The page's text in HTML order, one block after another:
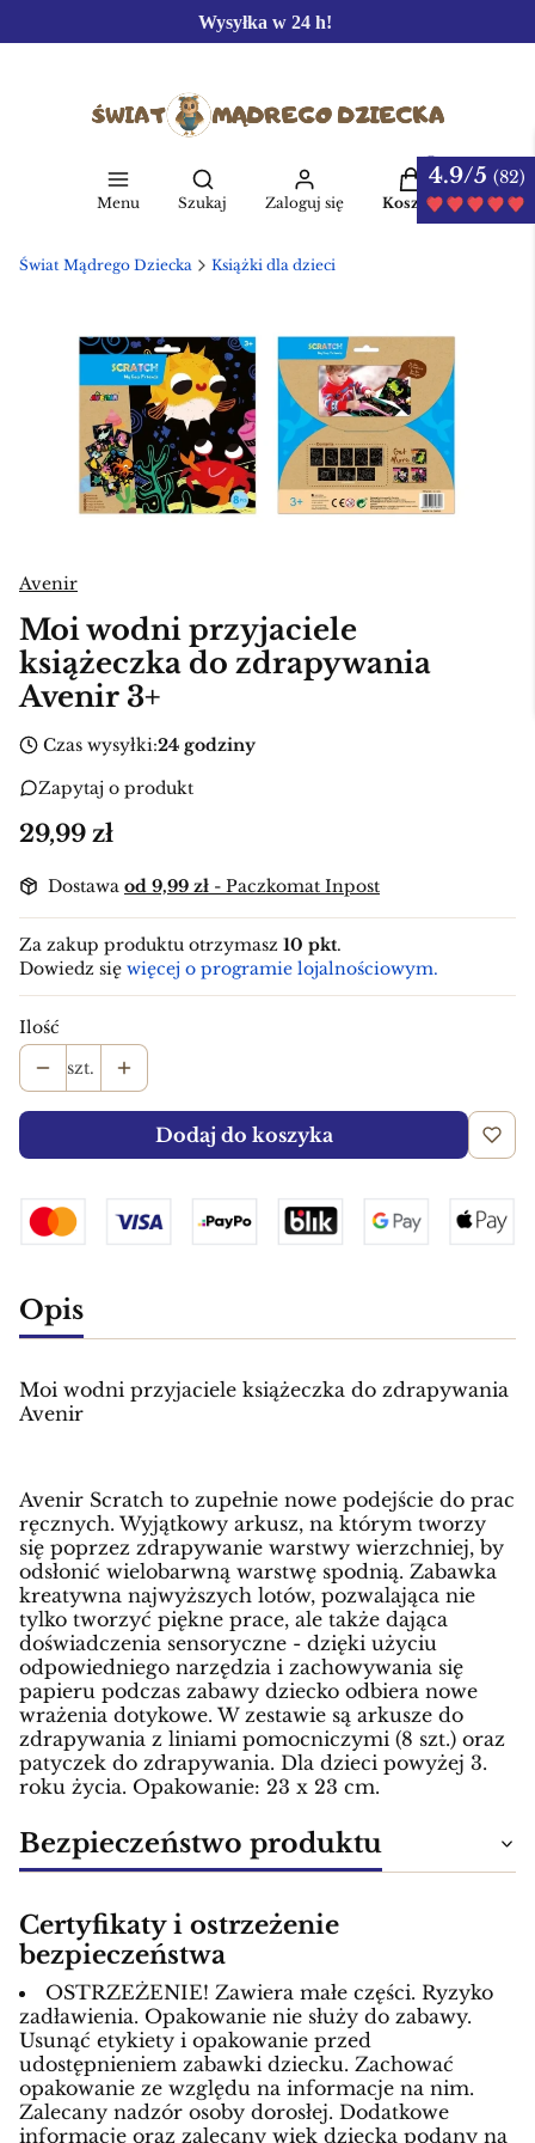
Wysyłka w 24 h!
Menu
Otwórz wyszukiwarkę
Szukaj Zaloguj się
Produkty w
Koszyk
Świat Mądrego Dziecka Książki dla dzieci
Avenir
Moi wodni przyjaciele
książeczka do zdrapywania
Avenir 3+
Czas wysyłki:24 godziny
Zapytaj o produkt
Cena
29,99 zł
Dostawa od 9,99 zł - Paczkomat Inpost
Za zakup produktu otrzymasz 10 pkt.
Dowiedz się więcej o programie lojalnościowym.
Ilość
szt.
Dodaj do koszyka
Opis
Moi wodni przyjaciele książeczka do zdrapywania
Avenir
Avenir Scratch to zupełnie nowe podejście do prac
ręcznych. Wyjątkowy arkusz, na którym tworzy
się poprzez zdrapywanie warstwy wierzchniej, by
odsłonić wielobarwną warstwę spodnią. Zabawka
kreatywna najwyższych lotów, pozwalająca nie
tylko tworzyć piękne prace, ale także dająca
doświadczenia sensoryczne - dzięki użyciu
odpowiedniego narzędzia i zachowywania się
papieru podczas zabawy dziecko odbiera nowe
wrażenia dotykowe. W zestawie są arkusze do
zdrapywania z liniami pomocniczymi (8 szt.) oraz
patyczek do zdrapywania. Dla dzieci powyżej 3.
roku życia. Opakowanie: 23 x 23 cm.
Bezpieczeństwo produktu
Certyfikaty i ostrzeżenie
bezpieczeństwa
OSTRZEŻENIE! Zawiera małe części. Ryzyko
zadławienia. Opakowanie nie służy do zabawy.
Usunąć etykiety i opakowanie przed
udostępnieniem zabawki dziecku. Zachować
opakowanie ze względu na informacje na nim.
Zalecany nadzór osoby dorosłej. Dodatkowe
informacje oraz zalecany wiek dziecka podany na
4.9/5 (82)